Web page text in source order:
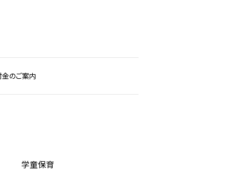
のご案内
学童保育